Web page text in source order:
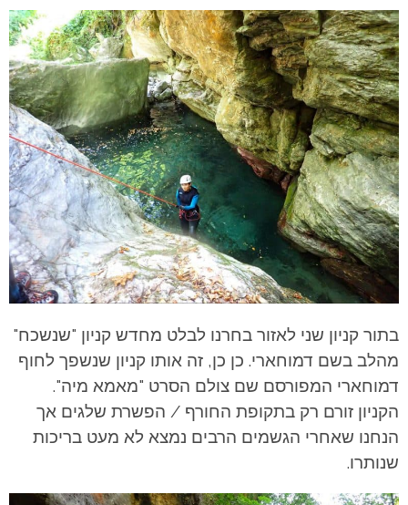
בתור קניון שני לאזור בחרנו לבלט מחדש קניון "שנשכח"
מהלב בשם דמוחארי. כן כן, זה אותו קניון שנשפך לחוף
דמוחארי המפורסם שם צולם הסרט "מאמא מיה".
הקניון זורם רק בתקופת החורף / הפשרת שלגים אך
הנחנו שאחרי הגשמים הרבים נמצא לא מעט בריכות
שנותרו.